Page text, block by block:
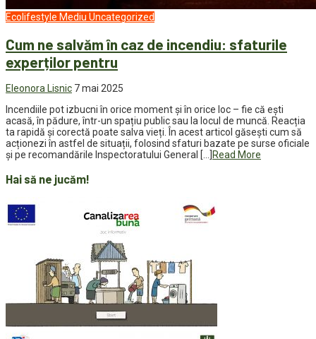
Ecolifestyle Mediu Uncategorized
Cum ne salvăm în caz de incendiu: sfaturile
experților pentru
Eleonora Lisnic 7 mai 2025
Incendiile pot izbucni în orice moment și în orice loc – fie că ești
acasă, în pădure, într-un spațiu public sau la locul de muncă. Reacția
ta rapidă și corectă poate salva vieți. În acest articol găsești cum să
acționezi în astfel de situații, folosind sfaturi bazate pe surse oficiale
și pe recomandările Inspectoratului General […] Read More
Hai să ne jucăm!